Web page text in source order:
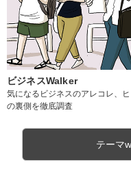
ビジネスWalker
気になるビジネスのアレコレ、ヒ
の裏側を徹底調査
テーマ